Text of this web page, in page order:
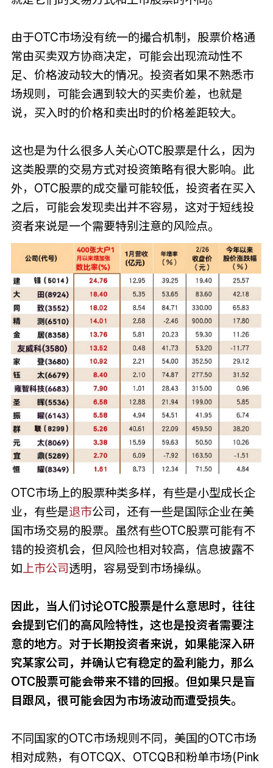
由于OTC市场没有统一的撮合机制，股票价格通
常由买卖双方协商决定，可能会出现流动性不
足、价格波动较大的情况。投资者如果不熟悉市
场规则，可能会遇到较大的买卖价差，也就是
说，买入时的价格和卖出时的价格差距较大。
这也是为什么很多人关心OTC股票是什么，因为
这类股票的交易方式对投资策略有很大影响。此
外，OTC股票的成交量可能较低，投资者在买入
之后，可能会发现卖出并不容易，这对于短线投
资者来说是一个需要特别注意的风险点。
OTC市场上的股票种类多样，有些是小型成长企
业，有些是退市公司，还有一些是国际企业在美
国市场交易的股票。虽然有些OTC股票可能有不
错的投资机会，但风险也相对较高，信息披露不
如上市公司透明，容易受到市场操纵。
因此，当人们讨论OTC股票是什么意思时，往往
会提到它们的高风险特性，这也是投资者需要注
意的地方。对于长期投资者来说，如果能深入研
究某家公司，并确认它有稳定的盈利能力，那么
OTC股票可能会带来不错的回报。但如果只是盲
目跟风，很可能会因为市场波动而遭受损失。
不同国家的OTC市场规则不同，美国的OTC市场
相对成熟，有OTCQX、OTCQB和粉单市场(Pink